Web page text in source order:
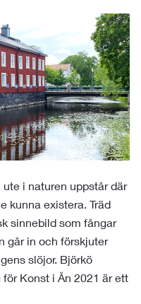
i naturen uppstår där
kunna existera. Träd
sinnebild som fångar
går in och förskjuter
slöjor. Björkö
Konst i Ån 2021 är ett